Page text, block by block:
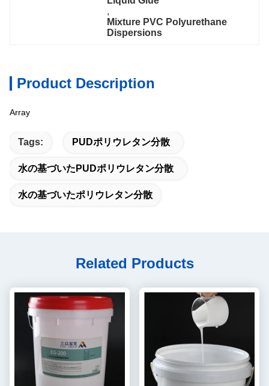
,
Mixture PVC Polyurethane
Dispersions
Product Description
Array
Tags: PUDポリウレタン分散
水の基づいたPUDポリウレタン分散
水の基づいたポリウレタン分散
Related Products